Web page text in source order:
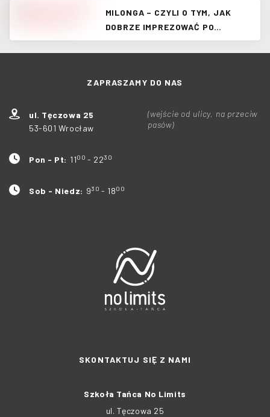
MILONGA – CZYLI O TYM, JAK
DOBRZE IMPREZOWAĆ PO
ARGENTYŃSKU
ZAPRASZAMY DO NAS
ul. Tęczowa 25
53-601 Wrocław
Pon - Pt: 1100 - 2230
Sob - Niedz: 930 - 1800
(wejście od ulicy, na przeciw
pasów)
SKONTAKTUJ SIĘ Z NAMI
Szkoła Tańca No Limits
ul. Tęczowa 25